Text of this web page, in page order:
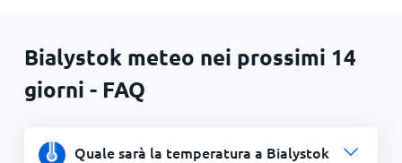
Bialystok meteo nei prossimi 14
giorni - FAQ
Quale sarà la temperatura a Bialystok